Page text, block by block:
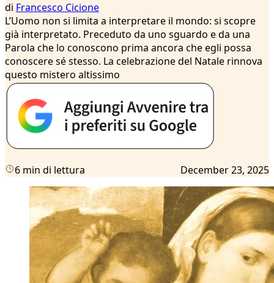
di Francesco Cicione
L’Uomo non si limita a interpretare il mondo: si scopre
già interpretato. Preceduto da uno sguardo e da una
Parola che lo conoscono prima ancora che egli possa
conoscere sé stesso. La celebrazione del Natale rinnova
questo mistero altissimo
6 min di lettura December 23, 2025